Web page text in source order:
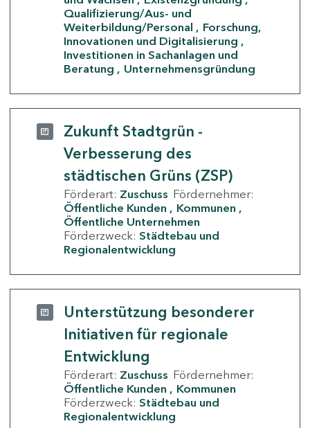
Qualifizierung/Aus- und
Weiterbildung/Personal
Forschung,
Innovationen und Digitalisierung
Investitionen in Sachanlagen und
Beratung
Unternehmensgründung
Zukunft Stadtgrün -
Verbesserung des
städtischen Grüns (ZSP)
Förderart: Zuschuss Fördernehmer:
Öffentliche Kunden
Kommunen
Öffentliche Unternehmen
Förderzweck: Städtebau und
Regionalentwicklung
Unterstützung besonderer
Initiativen für regionale
Entwicklung
Förderart: Zuschuss Fördernehmer:
Öffentliche Kunden
Kommunen
Förderzweck: Städtebau und
Regionalentwicklung